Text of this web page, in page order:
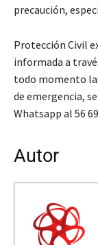
precaución,
Protección Civil
informada a
todo momento
de emergencia,
Whatsapp al 56
Autor